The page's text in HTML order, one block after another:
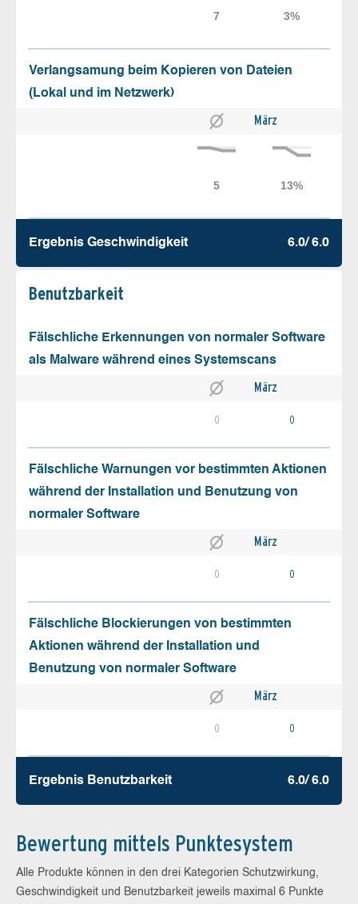
Verlangsamung beim Kopieren von Dateien
(Lokal und im Netzwerk)
März
Ergebnis Geschw­indigkeit 6.0/ 6.0
Benutz­barkeit
Fälschliche Erkennungen von normaler Software
als Malware während eines Systemscans
März
0 0
Fälschliche Warnungen vor bestimmten Aktionen
während der Installation und Benutzung von
normaler Software
März
0 0
Fälschliche Blockierungen von bestimmten
Aktionen während der Installation und
Benutzung von normaler Software
März
0 0
Ergebnis Benutz­barkeit 6.0/ 6.0
Bewertung mittels Punktesystem
Alle Produkte können in den drei Kategorien Schutzwirkung,
Geschwindigkeit und Benutzbarkeit jeweils maximal 6 Punkte